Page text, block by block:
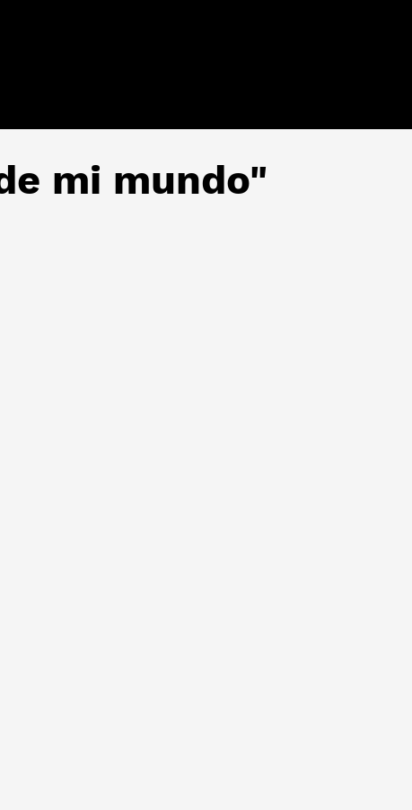
mi mundo"